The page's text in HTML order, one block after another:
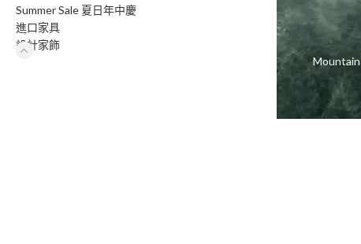
Summer Sale 夏日年中慶
進口家具
設計家飾